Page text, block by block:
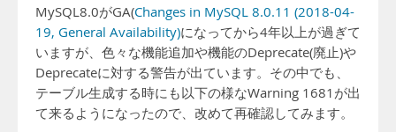
MySQL8.0がGA(Changes in MySQL 8.0.11 (2018-04-
19, General Availability)になってから4年以上が過ぎて
いますが、色々な機能追加や機能のDeprecate(廃止)や
Deprecateに対する警告が出ています。その中でも、
テーブル生成する時にも以下の様なWarning 1681が出
て来るようになったので、改めて再確認してみます。